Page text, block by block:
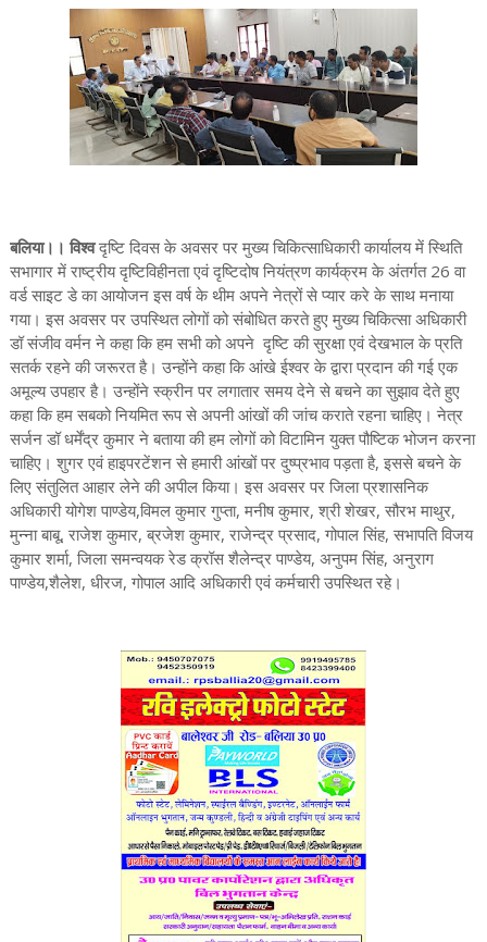
बलिया।। विश्वदृष्टि दिवस के अवसर पर मुख्य चिकित्साधिकारी कार्यालय में स्थिति
सभागार में राष्ट्रीय दृष्टिविहीनता एवं दृष्टिदोष नियंत्रण कार्यक्रम के अंतर्गत 26 वा
वर्ड साइट डे का आयोजन इस वर्ष के थीम अपने नेत्रों से प्यार करे के साथ मनाया
गया। इस अवसर पर उपस्थित लोगों को संबोधित करते हुए मुख्य चिकित्सा अधिकारी
डॉ संजीव वर्मन ने कहा कि हम सभी को अपने दृष्टि की सुरक्षा एवं देखभाल के प्रति
सतर्क रहने की जरूरत है। उन्होंने कहा कि आंखे ईश्वर के द्वारा प्रदान की गई एक
अमूल्य उपहार है। उन्होंने स्क्रीन पर लगातार समय देने से बचने का सुझाव देते हुए
कहा कि हम सबको नियमित रूप से अपनी आंखों की जांच कराते रहना चाहिए। नेत्र
सर्जन डॉ धर्मेंद्र कुमार ने बताया की हम लोगों को विटामिन युक्त पौष्टिक भोजन करना
चाहिए। शुगर एवं हाइपरटेंशन से हमारी आंखों पर दुष्प्रभाव पड़ता है, इससे बचने के
लिए संतुलित आहार लेने की अपील किया। इस अवसर पर जिला प्रशासनिक
अधिकारी योगेश पाण्डेय,विमल कुमार गुप्ता, मनीष कुमार, श्री शेखर, सौरभ माथुर,
मुन्ना बाबू, राजेश कुमार, ब्रजेश कुमार, राजेन्द्र प्रसाद, गोपाल सिंह, सभापति विजय
कुमार शर्मा, जिला समन्वयक रेड क्रॉस शैलेन्द्र पाण्डेय, अनुपम सिंह, अनुराग
पाण्डेय,शैलेश, धीरज, गोपाल आदि अधिकारी एवं कर्मचारी उपस्थित रहे।